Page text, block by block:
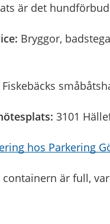
är det
Bryggor,
Fiskebäcks
3101
hos Parkering
är full,